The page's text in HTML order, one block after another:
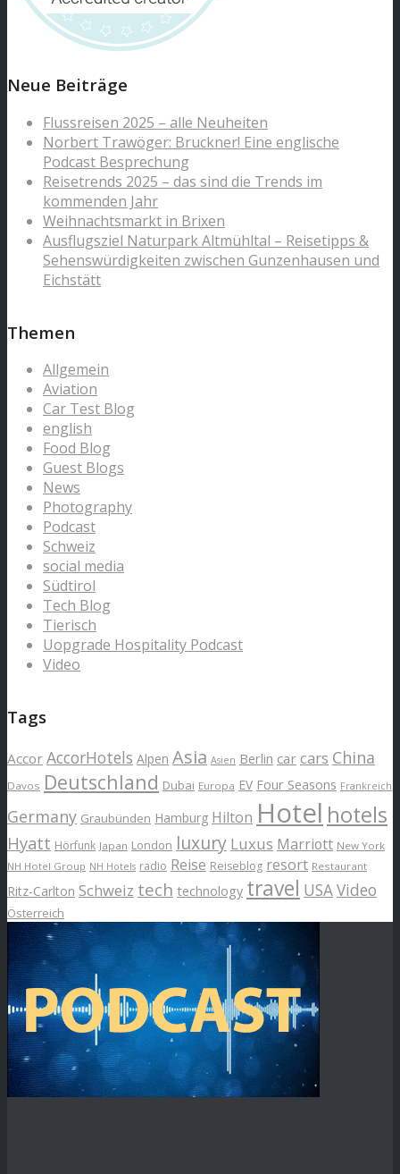
Neue Beiträge
Flussreisen 2025 – alle Neuheiten
Norbert Trawöger: Bruckner! Eine englische
Podcast Besprechung
Reisetrends 2025 – das sind die Trends im
kommenden Jahr
Weihnachtsmarkt in Brixen
Ausflugsziel Naturpark Altmühltal – Reisetipps &
Sehenswürdigkeiten zwischen Gunzenhausen und
Eichstätt
Themen
Allgemein
Aviation
Car Test Blog
english
Food Blog
Guest Blogs
News
Photography
Podcast
Schweiz
social media
Südtirol
Tech Blog
Tierisch
Uopgrade Hospitality Podcast
Video
Tags
Accor AccorHotels Alpen Asia Asien Berlin car cars China
Davos Deutschland Dubai Europa EV Four Seasons Frankreich
Germany Graubünden Hamburg Hilton Hotel hotels
Hyatt Hörfunk Japan London luxury Luxus Marriott New York
NH Hotel Group NH Hotels radio Reise Reiseblog resort Restaurant
Ritz-Carlton Schweiz tech technology travel USAVideo
Österreich